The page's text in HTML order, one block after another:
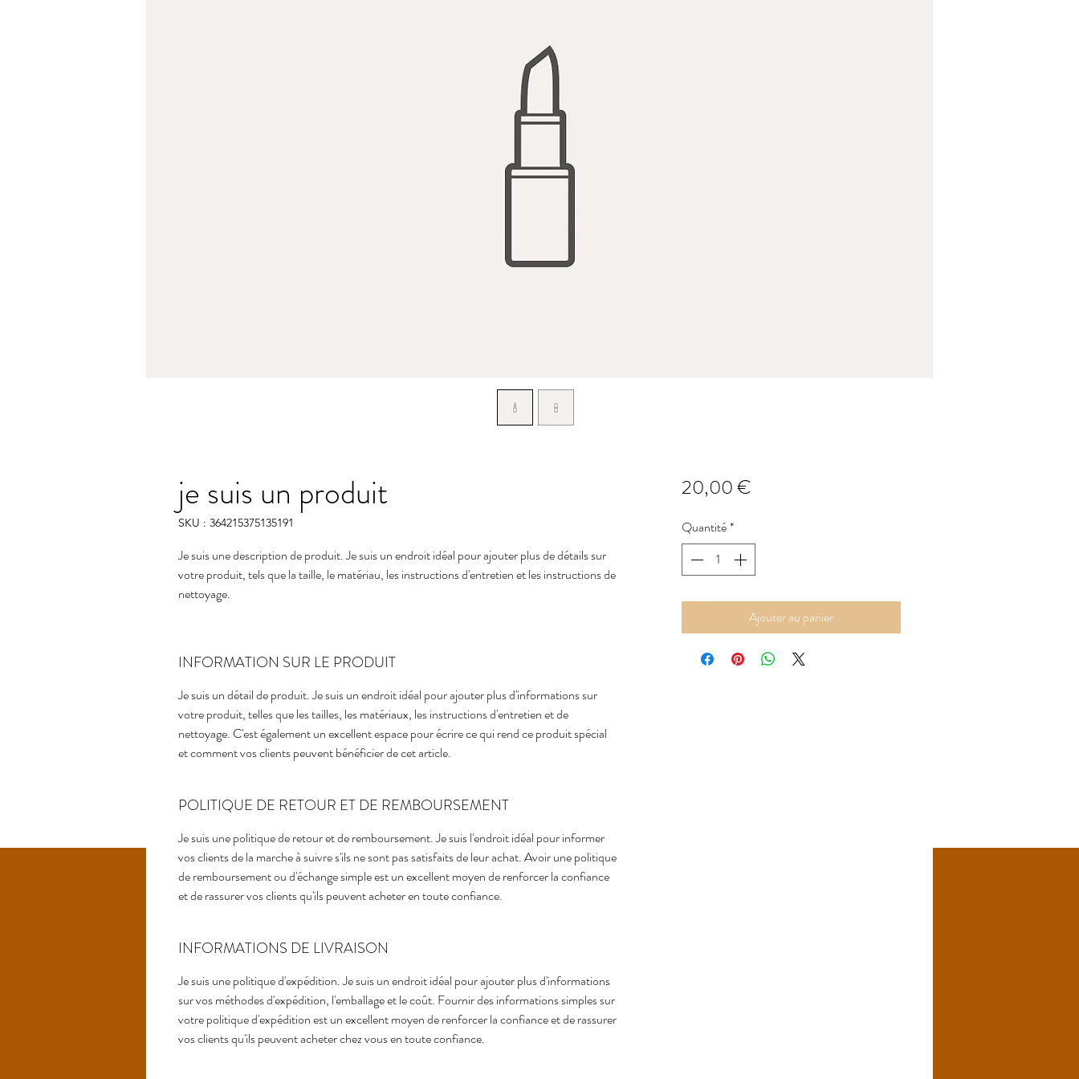
je suis un produit
SKU : 364215375135191
Je suis une description de produit. Je suis un endroit idéal pour ajouter plus de détails sur
votre produit, tels que la taille, le matériau, les instructions d'entretien et les instructions de
nettoyage.
INFORMATION SUR LE PRODUIT
Je suis un détail de produit. Je suis un endroit idéal pour ajouter plus d'informations sur
votre produit, telles que les tailles, les matériaux, les instructions d'entretien et de
nettoyage. C'est également un excellent espace pour écrire ce qui rend ce produit spécial
et comment vos clients peuvent bénéficier de cet article.
POLITIQUE DE RETOUR ET DE REMBOURSEMENT
Je suis une politique de retour et de remboursement. Je suis l'endroit idéal pour informer
vos clients de la marche à suivre s'ils ne sont pas satisfaits de leur achat. Avoir une politique
de remboursement ou d'échange simple est un excellent moyen de renforcer la confiance
et de rassurer vos clients qu'ils peuvent acheter en toute confiance.
INFORMATIONS DE LIVRAISON
Je suis une politique d'expédition. Je suis un endroit idéal pour ajouter plus d'informations
sur vos méthodes d'expédition, l'emballage et le coût. Fournir des informations simples sur
votre politique d'expédition est un excellent moyen de renforcer la confiance et de rassurer
vos clients qu'ils peuvent acheter chez vous en toute confiance.
20,00 €Prix
Quantité*
Ajouter au panier